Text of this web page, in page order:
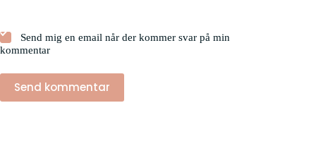
Send mig en email når der kommer svar på min
kommentar
Send kommentar